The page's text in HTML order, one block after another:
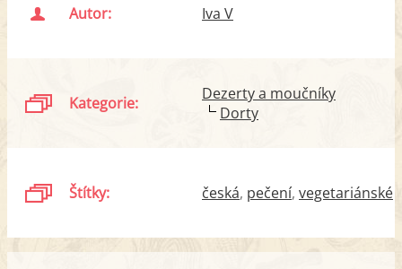
Autor: Iva V
Kategorie:
Dezerty a moučníky
Dorty
Štítky: česká pečení vegetariánské